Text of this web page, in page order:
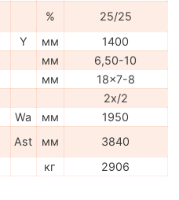
%
25/25
Y мм
1400
мм
6,50-10
мм
18x7-8
2x/2
Wa мм
1950
Ast мм
3840
кг 2906